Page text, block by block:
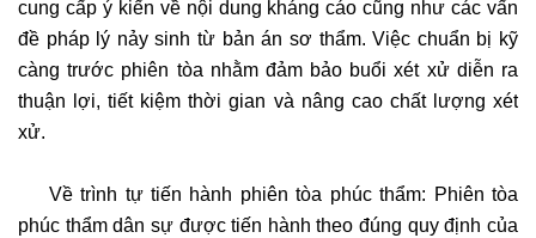
cung cấp ý kiến về nội dung kháng cáo cũng như các vấn
đề pháp lý nảy sinh từ bản án sơ thẩm. Việc chuẩn bị kỹ
càng trước phiên tòa nhằm đảm bảo buổi xét xử diễn ra
thuận lợi, tiết kiệm thời gian và nâng cao chất lượng xét
xử.
Về trình tự tiến hành phiên tòa phúc thẩm: Phiên tòa
phúc thẩm dân sự được tiến hành theo đúng quy định của